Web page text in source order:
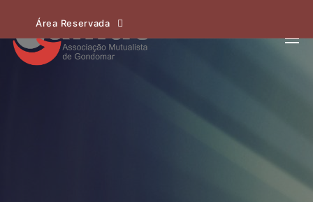
Área Reservada